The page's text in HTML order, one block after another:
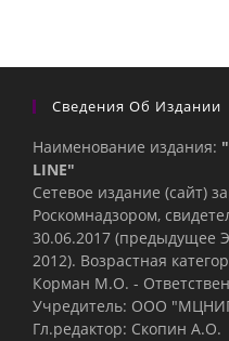
Сведения Об Издании
Наименование издания:
LINE"
Сетевое издание (сайт)
Роскомнадзором,
30.06.2017 (предыдущее
2012). Возрастная
Корман М.О. -
Учредитель: ООО
Гл.редактор: Скопин А.О.